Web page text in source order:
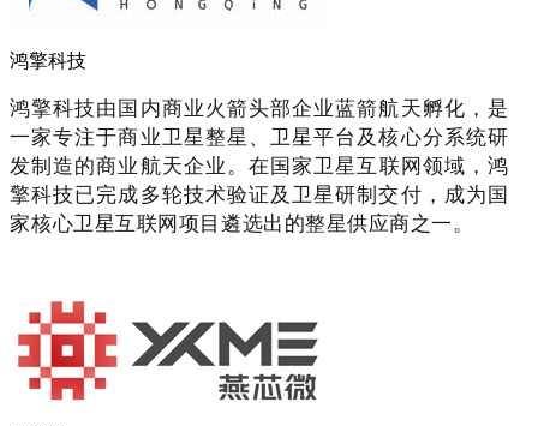
鸿擎科技
鸿擎科技由国内商业火箭头部企业蓝箭航天孵化，是
一家专注于商业卫星整星、卫星平台及核心分系统研
发制造的商业航天企业。在国家卫星互联网领域，鸿
擎科技已完成多轮技术验证及卫星研制交付，成为国
家核心卫星互联网项目遴选出的整星供应商之一。